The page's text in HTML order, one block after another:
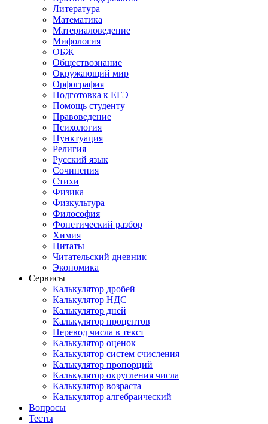
Литература
Математика
Материаловедение
Мифология
ОБЖ
Обществознание
Окружающий мир
Орфография
Подготовка к ЕГЭ
Помощь студенту
Правоведение
Психология
Пунктуация
Религия
Русский язык
Сочинения
Стихи
Физика
Физкультура
Философия
Фонетический разбор
Химия
Цитаты
Читательский дневник
Экономика
Сервисы
Калькулятор дробей
Калькулятор НДС
Калькулятор дней
Калькулятор процентов
Перевод числа в текст
Калькулятор оценок
Калькулятор систем счисления
Калькулятор пропорций
Калькулятор округления числа
Калькулятор возраста
Калькулятор алгебраический
Вопросы
Тесты